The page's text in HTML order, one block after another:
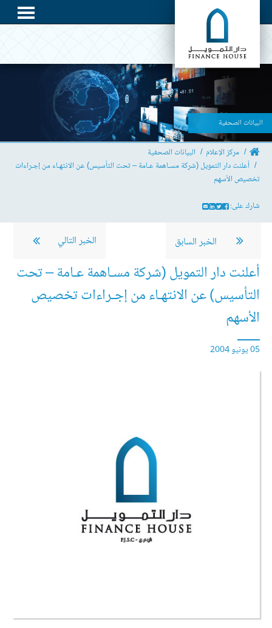
البيانات الصحفية
مركز الإعلام
البيانات الصحفية
أعلنت دار التمويل (شركة مسـاهمة عـامة – تحت التأسيس) عن الانتهـاء من إجـراءات
تخصيص الأسهم
شارك على:
الخبر السابق الخبر التالي
أعلنت دار التمويل (شركة مسـاهمة عـامة – تحت
التأسيس) عن الانتهـاء من إجـراءات تخصيص
الأسهم
05 يونيو 2004